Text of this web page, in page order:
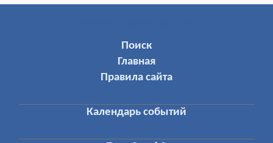
Поиск
Главная
Правила сайта
Календарь событий